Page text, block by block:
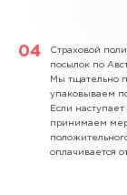
Страховой
посылок по
Мы тщательно
упаковываем
Если
принимаем
оплачивается